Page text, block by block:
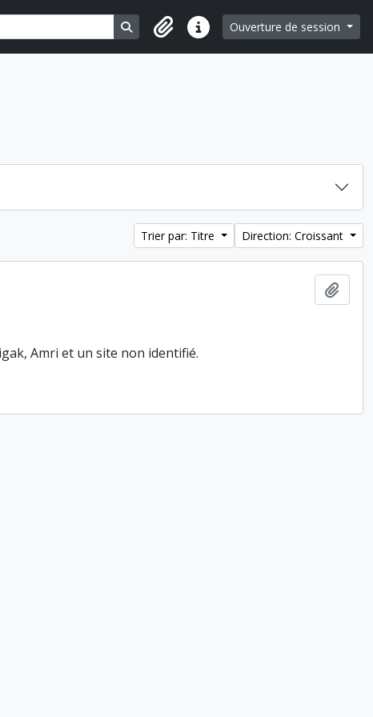
Search in browse page
Liens rapidesOuverture de session
Trier par: Titre Direction: Croissant
Amri et un site non identifié.